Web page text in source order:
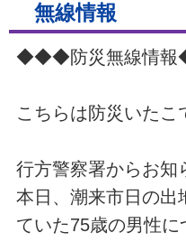
無線情報
◆◆◆防災無線情
こちらは防災いたこ
行方警察署からお知
本日、潮来市日の出
ていた75歳の男性